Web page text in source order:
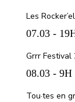
Les
07.03 -
Grrr Festival
08.03 - 9H
Tou·tes en